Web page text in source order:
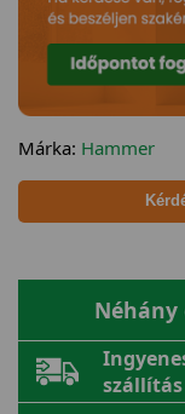
Márka: Hammer
szállítás